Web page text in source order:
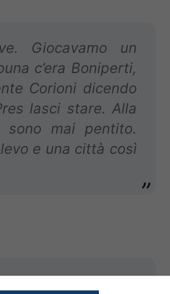
Giocavamo un
c’era Boniperti,
Corioni dicendo
lasci stare. Alla
sono mai pentito.
e una città così
per dire di